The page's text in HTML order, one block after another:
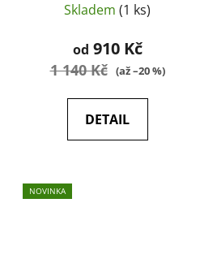
Skladem (1 ks)
od 910 Kč
1 140 Kč (až –20 %)
DETAIL
NOVINKA